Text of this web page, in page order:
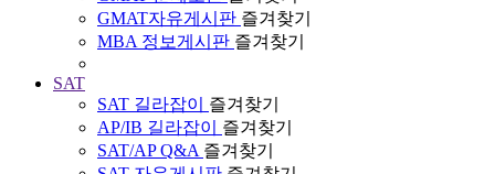
GMAT자유게시판 즐겨찾기
MBA 정보게시판 즐겨찾기
SAT
SAT 길라잡이
즐겨찾기
AP/IB 길라잡이
즐겨찾기
SAT/AP Q&A 즐겨찾기